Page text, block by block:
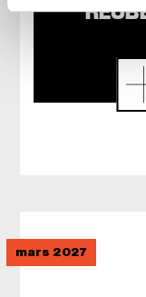
mars 2027